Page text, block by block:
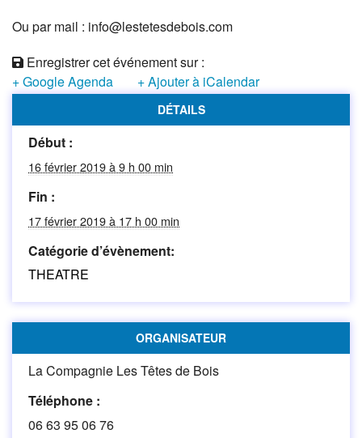
Ou par mail : info@lestetesdebois.com
Enregistrer cet événement sur :
+ Google Agenda
+ Ajouter à iCalendar
DÉTAILS
Début :
16 février 2019 à 9 h 00 min
Fin :
17 février 2019 à 17 h 00 min
Catégorie d’évènement:
THEATRE
ORGANISATEUR
La Compagnie Les Têtes de Bois
Téléphone :
06 63 95 06 76